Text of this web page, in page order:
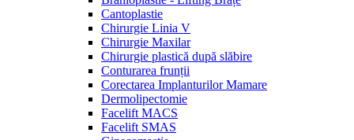
Cantoplastie
Chirurgie Linia V
Chirurgie Maxilar
Chirurgie plastică după slăbire
Conturarea frunții
Corectarea Implanturilor Mamare
Dermolipectomie
Facelift MACS
Facelift SMAS